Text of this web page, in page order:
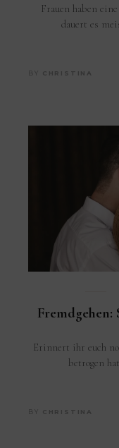
Frauen haben
dauert es
BY CHRISTINA
Fremdgehen:
Erinnert ihr euch
betrogen
BY CHRISTINA